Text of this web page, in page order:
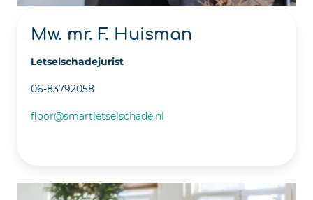
Mw. mr. F. Huisman
Letselschadejurist
06-83792058
floor@smartletselschade.nl